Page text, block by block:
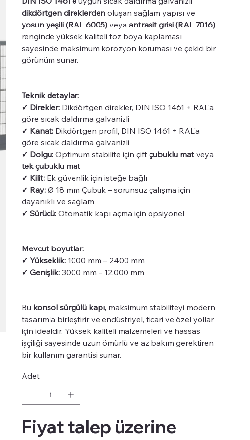
dikdörtgen direklerdenoluşan sağlam yapısı ve
yosun yeşili (RAL 6005)veya antrasit grisi (RAL 7016)
renginde yüksek kaliteli toz boya kaplaması
sayesinde maksimum korozyon koruması ve çekici bir
görünüm sunar.
Teknik detaylar:
✔ Direkler:Dikdörtgen direkler, DIN ISO 1461 + RAL'a
göre sıcak daldırma galvanizli
✔ Kanat:Dikdörtgen profil, DIN ISO 1461 + RAL'a
göre sıcak daldırma galvanizli
✔ Dolgu:Optimum stabilite için çift çubuklu matveya
tek çubuklu mat
✔ Kilit:Ek güvenlik için isteğe bağlı
✔ Ray:Ø 18 mm Çubuk – sorunsuz çalışma için
dayanıklı ve sağlam
✔ Sürücü:Otomatik kapı açma için opsiyonel
Mevcut boyutlar:
✔ Yükseklik:1000 mm – 2400 mm
✔ Genişlik:3000 mm – 12.000 mm
Bu konsol sürgülü kapı,maksimum stabiliteyi modern
tasarımla birleştirir ve endüstriyel, ticari ve özel yollar
için idealdir. Yüksek kaliteli malzemeleri ve hassas
işçiliği sayesinde uzun ömürlü ve az bakım gerektiren
bir kullanım garantisi sunar.
Adet
Fiyat talep üzerine